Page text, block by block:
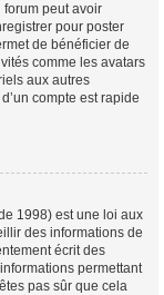
forum peut avoir
pour poster
de bénéficier de
comme les avatars
aux autres
compte est rapide
1998) est une loi aux
des informations de
écrit des
permettant
pas sûr que cela